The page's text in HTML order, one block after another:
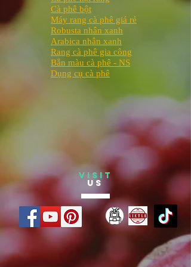
Cà phê bột
Máy rang cà phê giá rẻ
Robusta nhân xanh
Arabica nhân xanh
Rang cà phê gia công
Bắn màu cà phê - NS
Dụng cụ cà phê
VISIT
US